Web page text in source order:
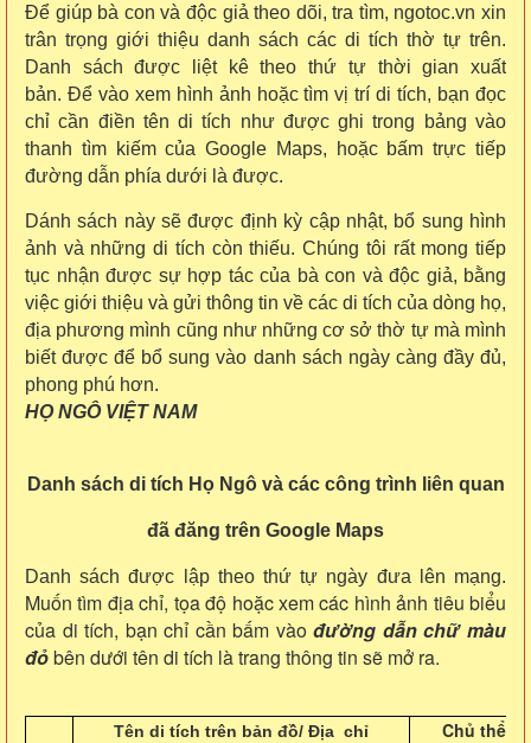
Để giúp bà con và độc giả theo dõi, tra tìm, ngotoc.vn xin
trân trọng giới thiệu danh sách các di tích thờ tự trên.
Danh sách được liệt kê theo thứ tự thời gian xuất
bản. Để vào xem hình ảnh hoặc tìm vị trí di tích, bạn đọc
chỉ cần điền tên di tích như được ghi trong bảng vào
thanh tìm kiếm của Google Maps, hoặc bấm trực tiếp
đường dẫn phía dưới là được.
Dánh sách này sẽ được định kỳ cập nhật, bổ sung hình
ảnh và những di tích còn thiếu. Chúng tôi rất mong tiếp
tục nhận được sự hợp tác của bà con và độc giả, bằng
việc giới thiệu và gửi thông tin về các di tích của dòng họ,
địa phương mình cũng như những cơ sở thờ tự mà mình
biết được để bổ sung vào danh sách ngày càng đầy đủ,
phong phú hơn.
HỌ NGÔ VIỆT NAM
Danh sách di tích Họ Ngô và các công trình liên quan
đã đăng trên Google Maps
Danh sách được lập theo thứ tự ngày đưa lên mạng.
Muốn tìm địa chỉ, tọa độ hoặc xem các hình ảnh tiêu biểu
của di tích, bạn chỉ cần bấm vàođường dẫn chữ màu
đỏbên dưới tên di tích là trang thông tin sẽ mở ra.
Tên di tích trên bản đồ/ Địa chỉ
Chủ thể